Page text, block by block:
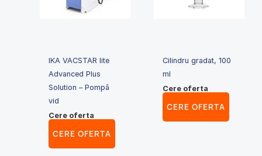
IKA VACSTAR lite
Advanced Plus
Solution – Pompă
vid
Cere oferta
CERE OFERTA
Cilindru gradat, 100
ml
Cere oferta
CERE OFERTA